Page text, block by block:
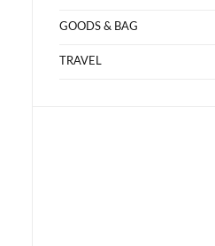
GOODS & BAG
TRAVEL